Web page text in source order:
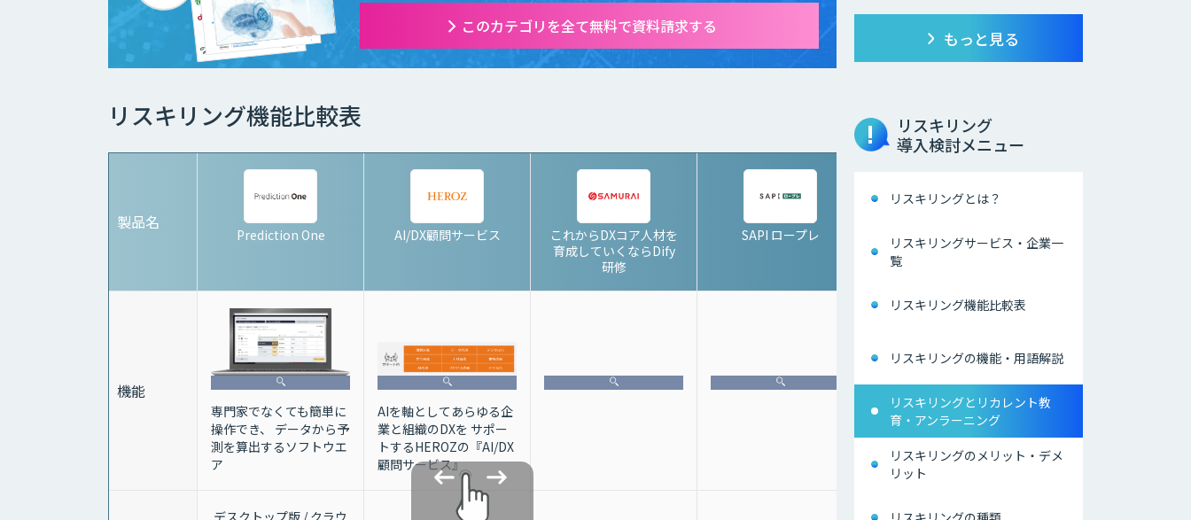
このカテゴリを全て無料で資料請求する
リスキリング機能比較表
製品名
Prediction One AI/DX顧問サービス
これからDXコア人材を
育成していくならDify
研修
SAPI ロープレ
機能
専門家でなくても簡単に
操作でき、 データから予
測を算出するソフトウエ
ア
AIを軸としてあらゆる企
業と組織のDXを サポー
トするHEROZの『AI/DX
顧問サービス』
デスクトップ版 / クラウ
もっと見る
リスキリング
導入検討メニュー
リスキリングとは？
リスキリングサービス・企業一
覧
リスキリング機能比較表
リスキリングの機能・用語解説
リスキリングとリカレント教
育・アンラーニング
リスキリングのメリット・デメ
リット